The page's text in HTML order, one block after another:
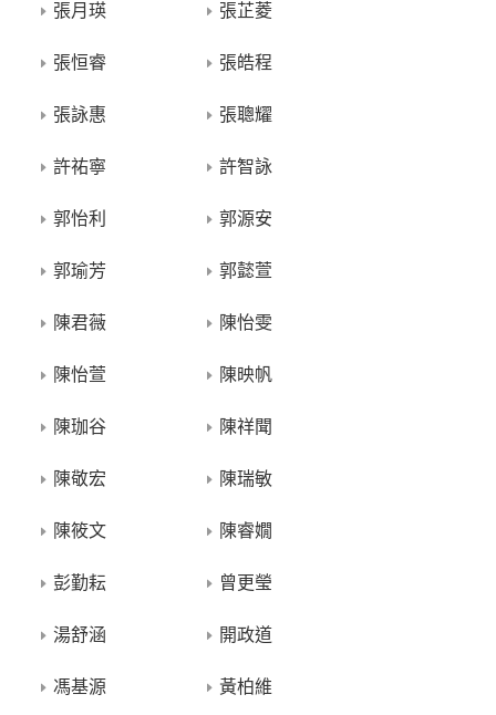
張月瑛 張芷菱
張恒睿 張皓程
張詠惠 張聰耀
許祐寧 許智詠
郭怡利 郭源安
郭瑜芳 郭懿萱
陳君薇 陳怡雯
陳怡萱 陳映帆
陳珈谷 陳祥聞
陳敬宏 陳瑞敏
陳筱文 陳睿嫺
彭勤耘 曾更瑩
湯舒涵 開政道
馮基源 黃柏維